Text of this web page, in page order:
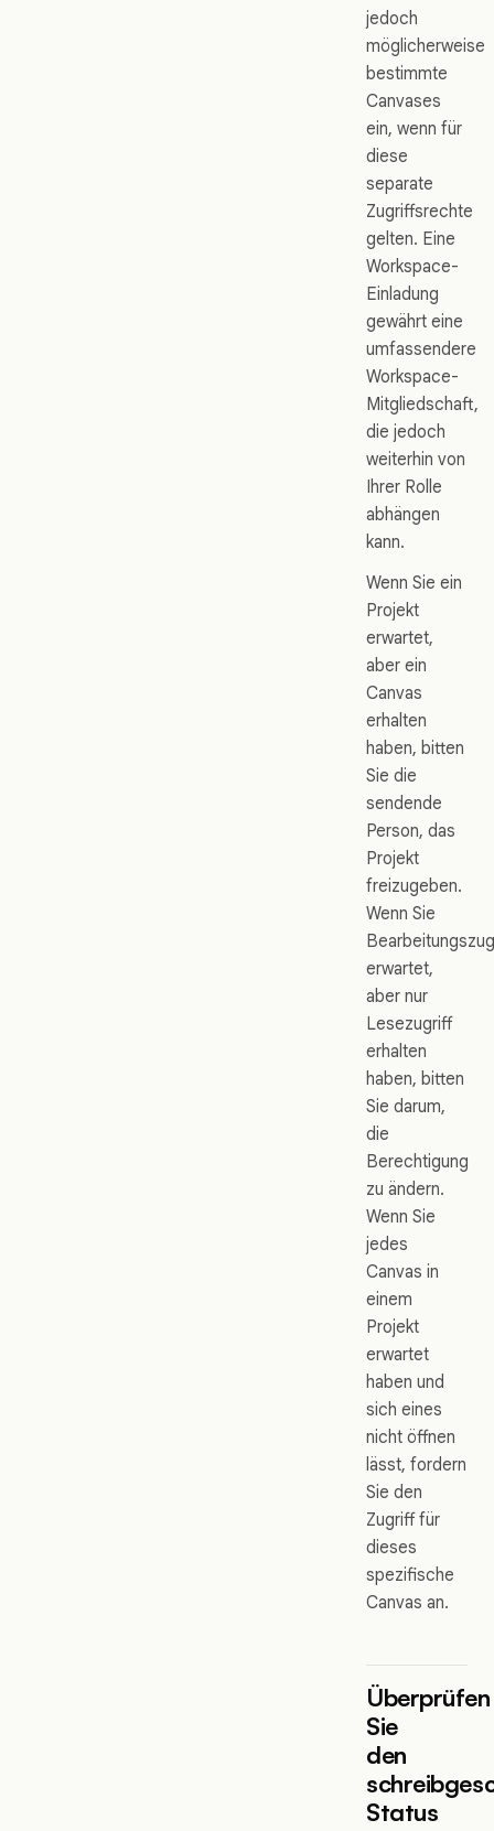
jedoch
möglicherweise
bestimmte
Canvases
ein, wenn für
diese
separate
Zugriffsrechte
gelten. Eine
Workspace-
Einladung
gewährt eine
umfassendere
Workspace-
Mitgliedschaft,
die jedoch
weiterhin von
Ihrer Rolle
abhängen
kann.
Wenn Sie ein
Projekt
erwartet,
aber ein
Canvas
erhalten
haben, bitten
Sie die
sendende
Person, das
Projekt
freizugeben.
Wenn Sie
erwartet,
aber nur
Lesezugriff
erhalten
haben, bitten
Sie darum,
die
Berechtigung
zu ändern.
Wenn Sie
jedes
Canvas in
einem
Projekt
erwartet
haben und
sich eines
nicht öffnen
lässt, fordern
Sie den
Zugriff für
dieses
spezifische
Canvas an.
Überprüfen
Sie
den
Status